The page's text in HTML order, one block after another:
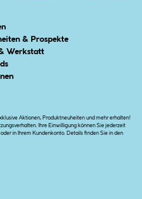
& Prospekte
Werkstatt
Aktionen, Produktneuheiten und mehr erhalten!
Ihre Einwilligung können Sie jederzeit
in Ihrem Kundenkonto. Details finden Sie in den